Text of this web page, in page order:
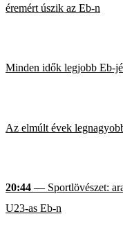
éremért úszik az Eb-n
Minden idők legjobb Eb-
Az elmúlt évek
20:44 — Sportlövészet:
U23-as Eb-n